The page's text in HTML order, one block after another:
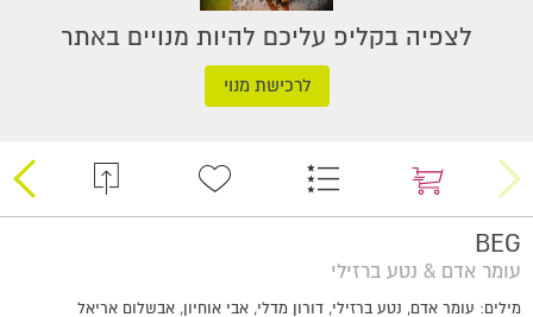
לצפיה בקליפ עליכם להיות מנויים באתר
לרכישת מנוי
BEG
עומר אדם & נטע ברזילי
מילים: עומר אדם, נטע ברזילי, דורון מדלי, אבי אוחיון, אבשלום אריאל